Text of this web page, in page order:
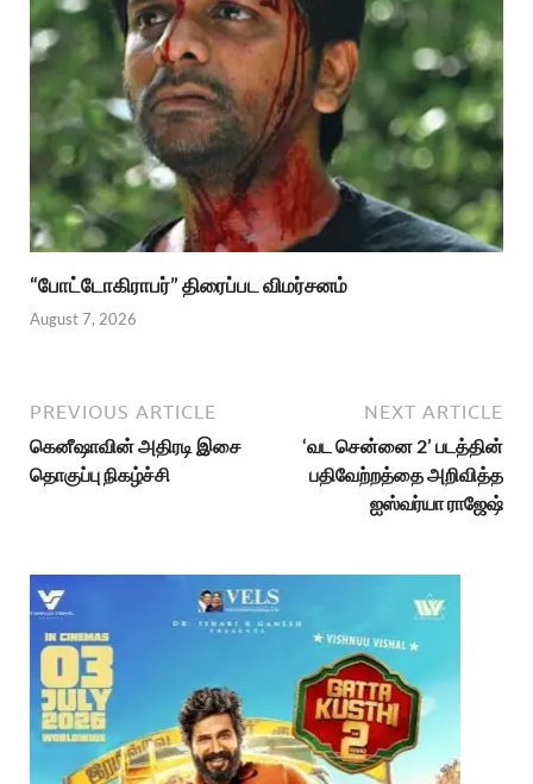
“போட்டோகிராபர்” திரைப்பட விமர்சனம்
August 7, 2026
PREVIOUS ARTICLE
கெனீஷாவின் அதிரடி இசை
தொகுப்பு நிகழ்ச்சி
NEXT ARTICLE
‘வட சென்னை 2’ படத்தின்
பதிவேற்றத்தை அறிவித்த
ஐஸ்வர்யா ராஜேஷ்